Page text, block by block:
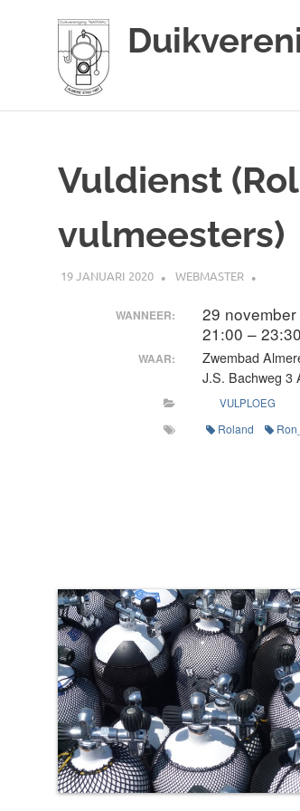
Vuldienst
vulmeesters)
19 JANUARI 2020 WEBMASTER
WANNEER:
29
21:00 – 23:30
WAAR:
Zwembad
J.S. Bachweg 3
VULPLOEG
Roland